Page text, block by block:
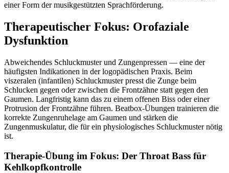
einer Form der musikgestützten Sprachförderung.
Therapeutischer Fokus: Orofaziale
Dysfunktion
Abweichendes Schluckmuster und Zungenpressen — eine der
häufigsten Indikationen in der logopädischen Praxis. Beim
viszeralen (infantilen) Schluckmuster presst die Zunge beim
Schlucken gegen oder zwischen die Frontzähne statt gegen den
Gaumen. Langfristig kann das zu einem offenen Biss oder einer
Protrusion der Frontzähne führen. Beatbox-Übungen trainieren die
korrekte Zungenruhelage am Gaumen und stärken die
Zungenmuskulatur, die für ein physiologisches Schluckmuster nötig
ist.
Therapie-Übung im Fokus: Der Throat Bass für
Kehlkopfkontrolle